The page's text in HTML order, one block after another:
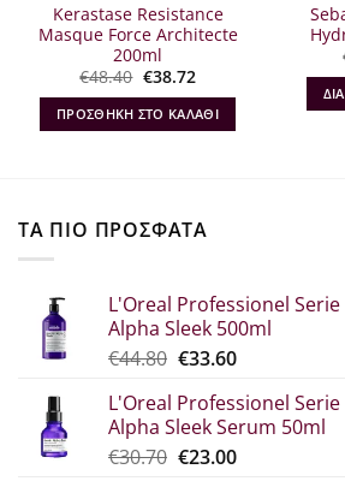
Kerastase Resistance
Masque Force Architecte
200ml
€48.40 Original
price
was:
€48.40.
€38.72Η
τρέχουσα
τιμή
είναι:
€38.72.
ΠΡΟΣΘΉΚΗ ΣΤΟ ΚΑΛΆΘΙ
ΤΑ ΠΙΟ ΠΡΟΣΦΑΤΑ
L'Oreal Professionel
Alpha Sleek 500ml
€44.80 Original
was:
€44.80.
€33.60Η
τιμή
είναι:
€33.60.
L'Oreal Professionel
Alpha Sleek Serum 50ml
€30.70 Original
€23.00Η